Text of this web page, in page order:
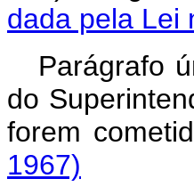
dada pela Lei
Parágrafo
do
forem
1967)